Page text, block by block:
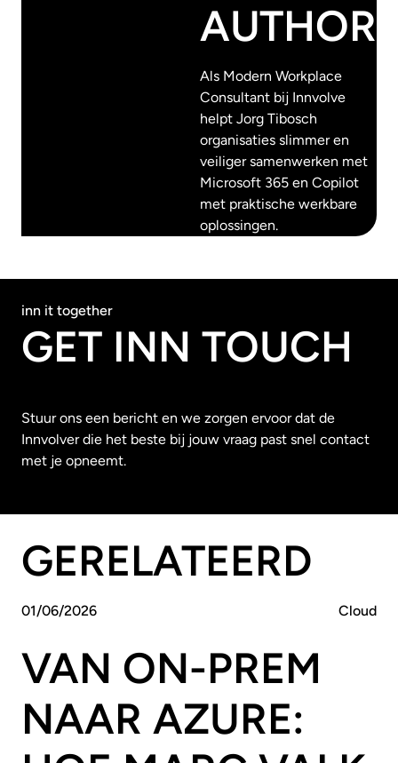
AUTHOR
Als Modern Workplace
Consultant bij Innvolve
helpt Jorg Tibosch
organisaties slimmer en
veiliger samenwerken met
Microsoft 365 en Copilot
met praktische werkbare
oplossingen.
inn it together
GET INN TOUCH
Stuur ons een bericht en we zorgen ervoor dat de
Innvolver die het beste bij jouw vraag past snel contact
met je opneemt.
GERELATEERD
01/06/2026 Cloud
VAN ON-PREM
NAAR AZURE: